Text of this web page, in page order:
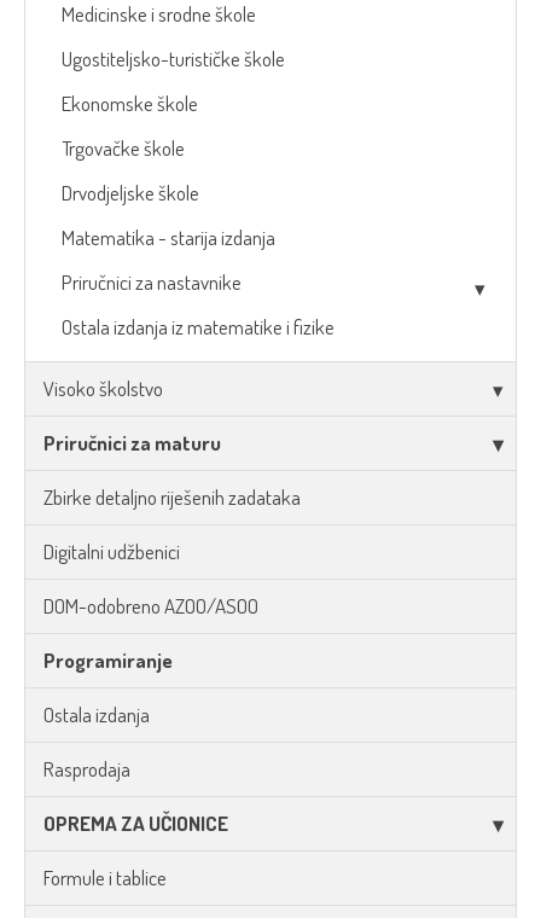
Medicinske i srodne škole
Ugostiteljsko-turističke škole
Ekonomske škole
Trgovačke škole
Drvodjeljske škole
Matematika - starija izdanja
Priručnici za nastavnike
Ostala izdanja iz matematike i fizike
Visoko školstvo
Priručnici za maturu
Zbirke detaljno riješenih zadataka
Digitalni udžbenici
DOM-odobreno AZOO/ASOO
Programiranje
Ostala izdanja
Rasprodaja
OPREMA ZA UČIONICE
Formule i tablice